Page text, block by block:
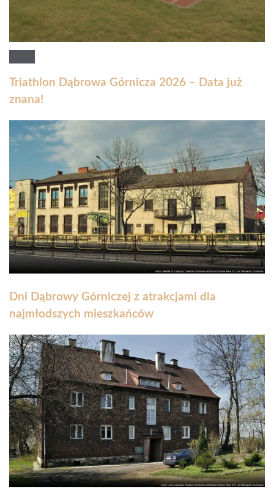
Triathlon Dąbrowa Górnicza 2026 – Data już
znana!
Dni Dąbrowy Górniczej z atrakcjami dla
najmłodszych mieszkańców